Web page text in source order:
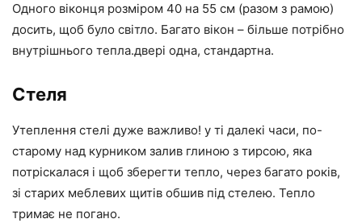
Одного віконця розміром 40 на 55 см (разом з рамою)
досить, щоб було світло. Багато вікон – більше потрібно
внутрішнього тепла.двері одна, стандартна.
Стеля
Утеплення стелі дуже важливо! у ті далекі часи, по-
старому над курником залив глиною з тирсою, яка
потріскалася і щоб зберегти тепло, через багато років,
зі старих меблевих щитів обшив під стелею. Тепло
тримає не погано.